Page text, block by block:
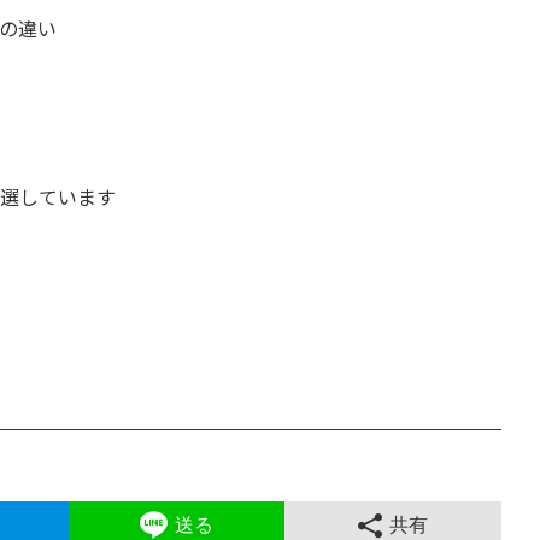
違い
ています
送る 共有